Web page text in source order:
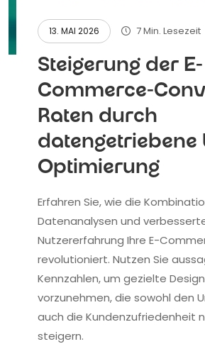
13. MAI 2026 7 Min. Lesezeit
Steigerung der E-
Commerce-
Raten durch
datengetriebene
Optimierung
Erfahren Sie, wie die
Datenanalysen und
Nutzererfahrung Ihre E-
revolutioniert. Nutzen Sie
Kennzahlen, um gezielte
vorzunehmen, die sowohl den
auch die Kundenzufriedenheit
steigern.